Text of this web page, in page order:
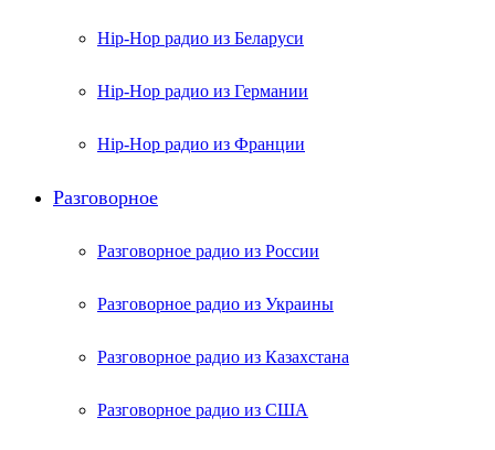
Hip-Hop радио из Беларуси
Hip-Hop радио из Германии
Hip-Hop радио из Франции
Разговорное
Разговорное радио из России
Разговорное радио из Украины
Разговорное радио из Казахстана
Разговорное радио из США